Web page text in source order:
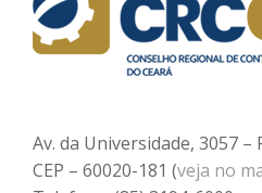
Av. da Universidade, 3057 –
CEP – 60020-181 (veja no